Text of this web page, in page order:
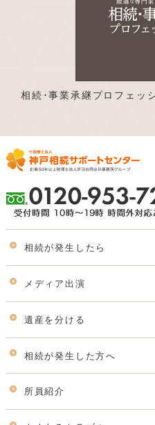
相続･事業承継プロフェッ
相続が発生したら
メディア出演
遺産を分ける
相続が発生した方へ
所員紹介